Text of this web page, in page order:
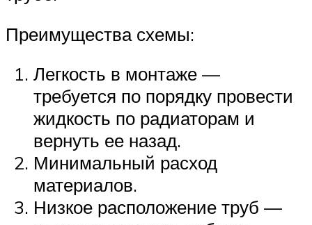
Преимущества схемы:
Легкость в монтаже —
требуется по порядку провести
жидкость по радиаторам и
вернуть ее назад.
Минимальный расход
материалов.
Низкое расположение труб —